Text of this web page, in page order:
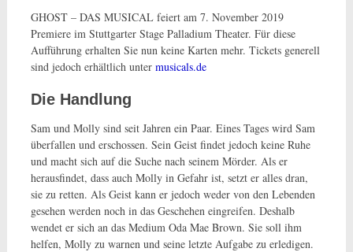
GHOST – DAS MUSICAL feiert am 7. November 2019
Premiere im Stuttgarter Stage Palladium Theater. Für diese
Aufführung erhalten Sie nun keine Karten mehr. Tickets generell
sind jedoch erhältlich untermusicals.de
Die Handlung
Sam und Molly sind seit Jahren ein Paar. Eines Tages wird Sam
überfallen und erschossen. Sein Geist findet jedoch keine Ruhe
und macht sich auf die Suche nach seinem Mörder. Als er
herausfindet, dass auch Molly in Gefahr ist, setzt er alles dran,
sie zu retten. Als Geist kann er jedoch weder von den Lebenden
gesehen werden noch in das Geschehen eingreifen. Deshalb
wendet er sich an das Medium Oda Mae Brown. Sie soll ihm
helfen, Molly zu warnen und seine letzte Aufgabe zu erledigen.